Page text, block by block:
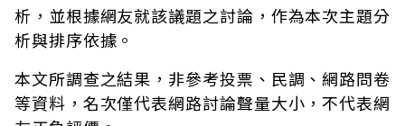
析，並根據網友就該議題之討論，作為本次主題分
析與排序依據。
本文所調查之結果，非參考投票、民調、網路問卷
等資料，名次僅代表網路討論聲量大小，不代表網